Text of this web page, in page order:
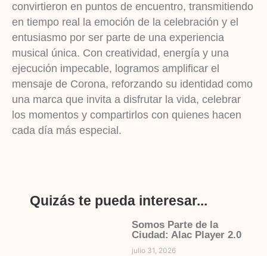
convirtieron en puntos de encuentro, transmitiendo
en tiempo real la emoción de la celebración y el
entusiasmo por ser parte de una experiencia
musical única. Con creatividad, energía y una
ejecución impecable, logramos amplificar el
mensaje de Corona, reforzando su identidad como
una marca que invita a disfrutar la vida, celebrar
los momentos y compartirlos con quienes hacen
cada día más especial.
Quizás te pueda interesar...
Somos Parte de la
Ciudad: Alac Player 2.0
julio 31, 2026